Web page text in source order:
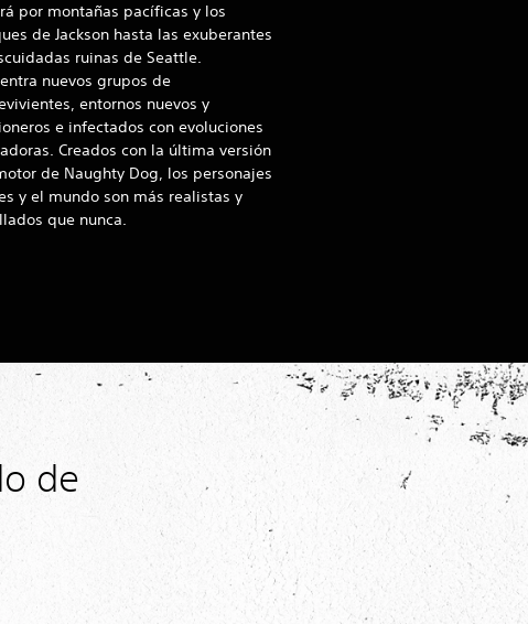
por montañas pacíficas y los
de Jackson hasta las exuberantes
ruinas de Seattle.
nuevos grupos de
entornos nuevos y
e infectados con evoluciones
Creados con la última versión
de Naughty Dog, los personajes
y el mundo son más realistas y
que nunca.
de